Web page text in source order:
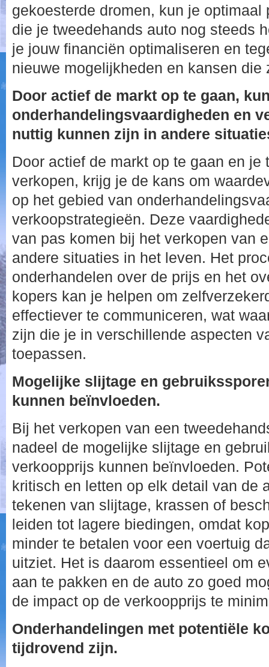
gekoesterde dromen, kun je optimaal
die je tweedehands auto nog steeds
je jouw financiën optimaliseren en
nieuwe mogelijkheden en kansen die
Door actief de markt op te gaan,
onderhandelingsvaardigheden en
nuttig kunnen zijn in andere
Door actief de markt op te gaan en je
verkopen, krijg je de kans om
op het gebied van
verkoopstrategieën. Deze
van pas komen bij het verkopen van
andere situaties in het leven. Het
onderhandelen over de prijs en het
kopers kan je helpen om
effectiever te communiceren, wat
zijn die je in verschillende aspecten
toepassen.
Mogelijke slijtage en
kunnen beïnvloeden.
Bij het verkopen van een
nadeel de mogelijke slijtage en
verkoopprijs kunnen beïnvloeden.
kritisch en letten op elk detail van de
tekenen van slijtage, krassen of
leiden tot lagere biedingen, omdat
minder te betalen voor een voertuig
uitziet. Het is daarom essentieel om
aan te pakken en de auto zo goed
de impact op de verkoopprijs te
Onderhandelingen met potentiële
tijdrovend zijn.